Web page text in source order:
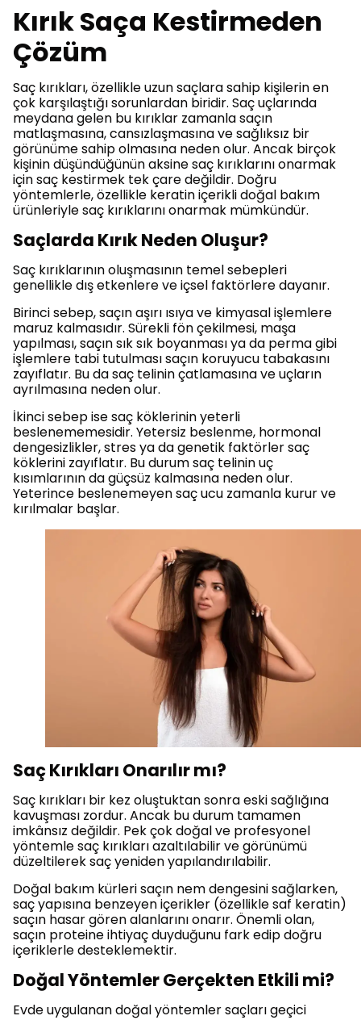
Kırık Saça Kestirmeden
Çözüm
Saç kırıkları, özellikle uzun saçlara sahip kişilerin en
çok karşılaştığı sorunlardan biridir. Saç uçlarında
meydana gelen bu kırıklar zamanla saçın
matlaşmasına, cansızlaşmasına ve sağlıksız bir
görünüme sahip olmasına neden olur. Ancak birçok
kişinin düşündüğünün aksine saç kırıklarını onarmak
için saç kestirmek tek çare değildir. Doğru
yöntemlerle, özellikle keratin içerikli doğal bakım
ürünleriyle saç kırıklarını onarmak mümkündür.
Saçlarda Kırık Neden Oluşur?
Saç kırıklarının oluşmasının temel sebepleri
genellikle dış etkenlere ve içsel faktörlere dayanır.
Birinci sebep, saçın aşırı ısıya ve kimyasal işlemlere
maruz kalmasıdır. Sürekli fön çekilmesi, maşa
yapılması, saçın sık sık boyanması ya da perma gibi
işlemlere tabi tutulması saçın koruyucu tabakasını
zayıflatır. Bu da saç telinin çatlamasına ve uçların
ayrılmasına neden olur.
İkinci sebep ise saç köklerinin yeterli
beslenememesidir. Yetersiz beslenme, hormonal
dengesizlikler, stres ya da genetik faktörler saç
köklerini zayıflatır. Bu durum saç telinin uç
kısımlarının da güçsüz kalmasına neden olur.
Yeterince beslenemeyen saç ucu zamanla kurur ve
kırılmalar başlar.
Saç Kırıkları Onarılır mı?
Saç kırıkları bir kez oluştuktan sonra eski sağlığına
kavuşması zordur. Ancak bu durum tamamen
imkânsız değildir. Pek çok doğal ve profesyonel
yöntemle saç kırıkları azaltılabilir ve görünümü
düzeltilerek saç yeniden yapılandırılabilir.
Doğal bakım kürleri saçın nem dengesini sağlarken,
saç yapısına benzeyen içerikler (özellikle saf keratin)
saçın hasar gören alanlarını onarır. Önemli olan,
saçın proteine ihtiyaç duyduğunu fark edip doğru
içeriklerle desteklemektir.
Doğal Yöntemler Gerçekten Etkili mi?
Evde uygulanan doğal yöntemler saçları geçici